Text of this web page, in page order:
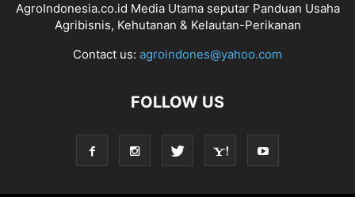
AgroIndonesia.co.id Media Utama seputar Panduan Usaha
Agribisnis, Kehutanan & Kelautan-Perikanan
Contact us: agroindones@yahoo.com
FOLLOW US